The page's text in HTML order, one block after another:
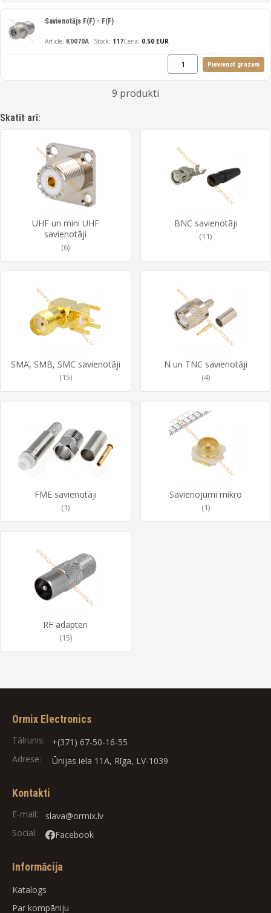
K0070A
Savienotājs F(F) - F(F)
117Cena: 0.50 EUR
Pievienot grozam
9 produkti
Skatīt arī:
UHF un mini UHF
savienotāji
(6)
BNC savienotāji
(11)
SMA, SMB, SMC savienotāji
(15)
N un TNC savienotāji
(4)
FME savienotāji
(1)
Savienojumi mikro
(1)
RF adapteri
(15)
Ormix Electronics
Tālrunis:
+(371) 67-50-16-55
Adrese:
Ūnijas iela 11A, Rīga, LV-1039
Kontakti
E-mail:
slava@ormix.lv
Social:
Facebook
Informācija
Katalogs
Par kompāniju